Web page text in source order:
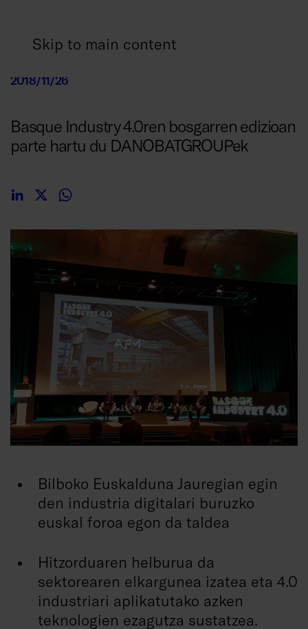
Skip to main content
2018/11/26
Basque Industry 4.0ren bosgarren edizioan
parte hartu du DANOBATGROUPek
Bilboko Euskalduna Jauregian egin
den industria digitalari buruzko
euskal foroa egon da taldea
Hitzorduaren helburua da
sektorearen elkargunea izatea eta 4.0
industriari aplikatutako azken
teknologien ezagutza sustatzea.